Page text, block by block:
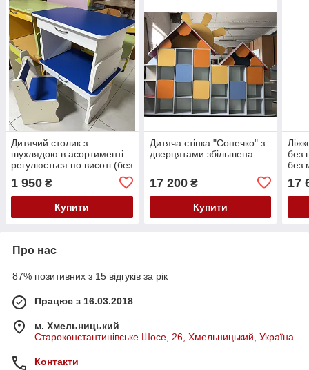
Дитячий столик з
шухлядою в асортименті
регулюється по висоті (без
1 950 ₴
Купити
Дитяча стінка "Сонечко" з
дверцятами збільшена
17 200₴
Купити
без
без
17
Про нас
87% позитивних з 15 відгуків за рік
Працює з 16.03.2018
м. Хмельницький
Староконстантинівське Шосе, 26, Хмельницький, Україна
Контакти